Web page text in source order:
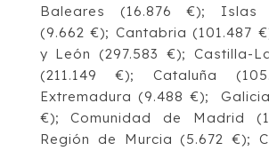
Baleares (16.876 €); Islas
(9.662 €); Cantabria (101.487
y León (297.583 €); Castilla-
(211.149 €); Cataluña
Extremadura (9.488 €);
€); Comunidad de Madrid
Región de Murcia (5.672 €);